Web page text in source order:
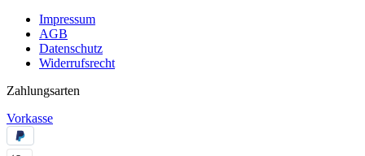
Impressum
AGB
Datenschutz
Widerrufsrecht
Zahlungsarten
Vorkasse